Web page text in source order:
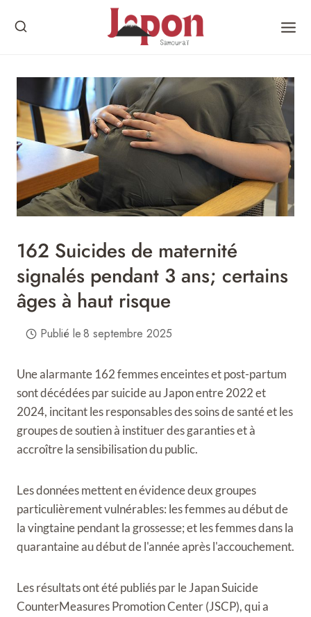
162 Suicides de maternité
signalés pendant 3 ans; certains
âges à haut risque
Publié le8 septembre 2025
Une alarmante 162 femmes enceintes et post-partum
sont décédées par suicide au Japon entre 2022 et
2024, incitant les responsables des soins de santé et les
groupes de soutien à instituer des garanties et à
accroître la sensibilisation du public.
Les données mettent en évidence deux groupes
particulièrement vulnérables: les femmes au début de
la vingtaine pendant la grossesse; et les femmes dans la
quarantaine au début de l'année après l'accouchement.
Les résultats ont été publiés par le Japan Suicide
CounterMeasures Promotion Center (JSCP), qui a